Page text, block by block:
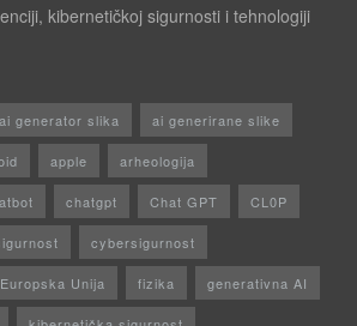
kibernetičkoj sigurnosti i tehnologiji
ai generator slika ai generirane slike
apple arheologija
chatgpt Chat GPT CL0P
cybersigurnost
Europska Unija fizika generativna AI